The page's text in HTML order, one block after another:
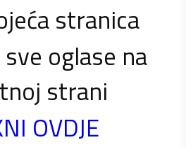
stranica
oglase na
strani
OVDJE